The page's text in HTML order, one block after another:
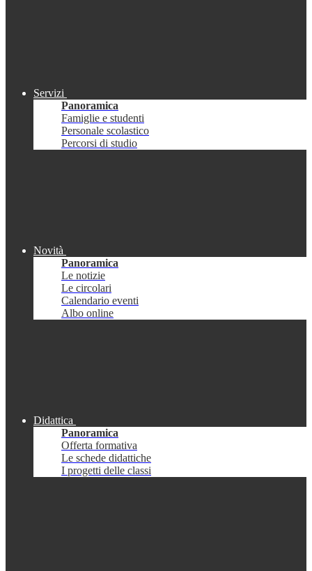
Servizi
Panoramica
Famiglie e studenti
Personale scolastico
Percorsi di studio
Novità
Panoramica
Le notizie
Le circolari
Calendario eventi
Albo online
Didattica
Panoramica
Offerta formativa
Le schede didattiche
I progetti delle classi